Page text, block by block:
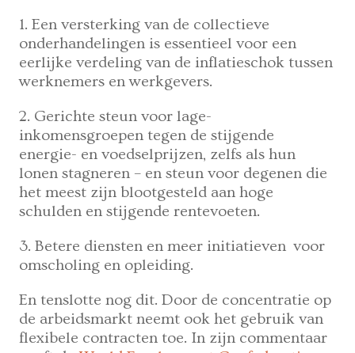
1. Een versterking van de collectieve
onderhandelingen is essentieel voor een
eerlijke verdeling van de inflatieschok tussen
werknemers en werkgevers.
2. Gerichte steun voor lage-
inkomensgroepen tegen de stijgende
energie- en voedselprijzen, zelfs als hun
lonen stagneren – en steun voor degenen die
het meest zijn blootgesteld aan hoge
schulden en stijgende rentevoeten.
3. Betere diensten en meer initiatieven voor
omscholing en opleiding.
En tenslotte nog dit. Door de concentratie op
de arbeidsmarkt neemt ook het gebruik van
flexibele contracten toe. In zijn commentaar